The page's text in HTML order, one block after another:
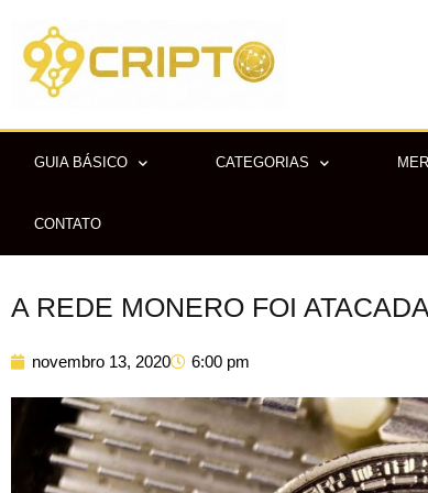
para
conteúdo
GUIA BÁSICO CATEGORIAS
CONTATO
A REDE MONERO FOI
novembro 13, 2020 6:00 pm